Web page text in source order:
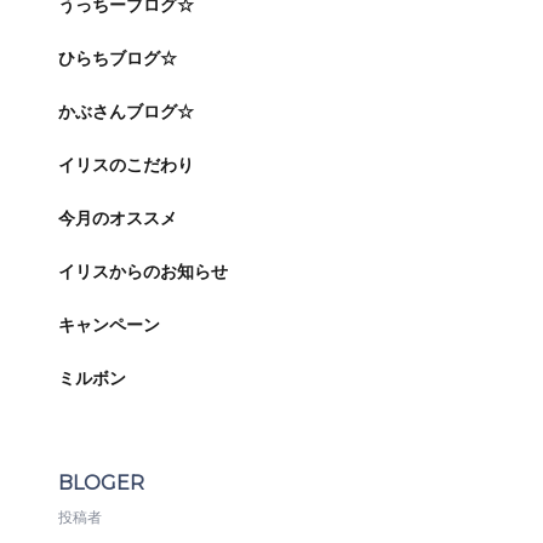
うっちーブログ☆
ひらちブログ☆
かぶさんブログ☆
イリスのこだわり
今月のオススメ
イリスからのお知らせ
キャンペーン
ミルボン
BLOGER
投稿者